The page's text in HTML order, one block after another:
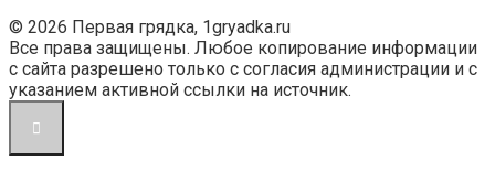
© 2026 Первая грядка, 1gryadka.ru
Все права защищены. Любое копирование информации
с сайта разрешено только с согласия администрации и с
указанием активной ссылки на источник.